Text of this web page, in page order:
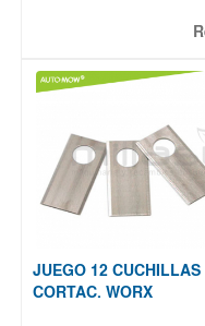
JUEGO 12
CORTAC. WORX